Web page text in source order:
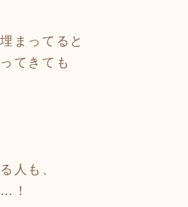
まってると
てきても
人も、
！